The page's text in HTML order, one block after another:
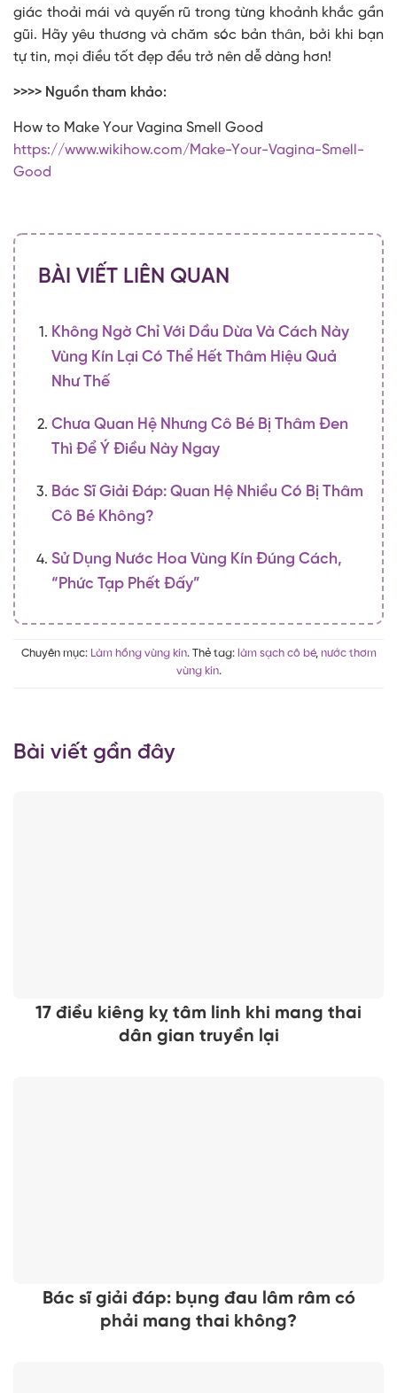
giác thoải mái và quyến rũ trong từng khoảnh khắc gần
gũi. Hãy yêu thương và chăm sóc bản thân, bởi khi bạn
tự tin, mọi điều tốt đẹp đều trở nên dễ dàng hơn!
>>>> Nguồn tham khảo:
How to Make Your Vagina Smell Good
https://www.wikihow.com/Make-Your-Vagina-Smell-
Good
BÀI VIẾT LIÊN QUAN
Không Ngờ Chỉ Với Dầu Dừa Và Cách Này
Vùng Kín Lại Có Thể Hết Thâm Hiệu Quả
Như Thế
Chưa Quan Hệ Nhưng Cô Bé Bị Thâm Đen
Thì Để Ý Điều Này Ngay
Bác Sĩ Giải Đáp: Quan Hệ Nhiều Có Bị Thâm
Cô Bé Không?
Sử Dụng Nước Hoa Vùng Kín Đúng Cách,
“Phức Tạp Phết Đấy”
Chuyên mục: Làm hồng vùng kín. Thẻ tag: làm sạch cô bé, nước thơm
vùng kín.
Bài viết gần đây
17 điều kiêng kỵ tâm linh khi mang thai
dân gian truyền lại
Bác sĩ giải đáp: bụng đau lâm râm có
phải mang thai không?